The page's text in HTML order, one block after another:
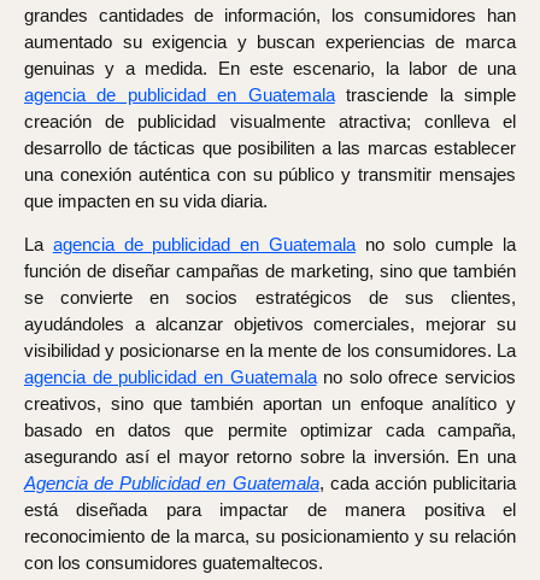
grandes cantidades de información, los consumidores han
aumentado su exigencia y buscan experiencias de marca
genuinas y a medida. En este escenario, la labor de una
agencia de publicidad en Guatemalatrasciende la simple
creación de publicidad visualmente atractiva; conlleva el
desarrollo de tácticas que posibiliten a las marcas establecer
una conexión auténtica con su público y transmitir mensajes
que impacten en su vida diaria.
La agencia de publicidad en Guatemalano solo cumple la
función de diseñar campañas de marketing, sino que también
se convierte en socios estratégicos de sus clientes,
ayudándoles a alcanzar objetivos comerciales, mejorar su
visibilidad y posicionarse en la mente de los consumidores. La
agencia de publicidad en Guatemalano solo ofrece servicios
creativos, sino que también aportan un enfoque analítico y
basado en datos que permite optimizar cada campaña,
asegurando así el mayor retorno sobre la inversión. En una
Agencia de Publicidad en Guatemala, cada acción publicitaria
está diseñada para impactar de manera positiva el
reconocimiento de la marca, su posicionamiento y su relación
con los consumidores guatemaltecos.